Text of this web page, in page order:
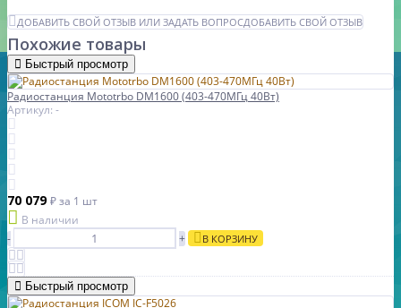
ДОБАВИТЬ СВОЙ ОТЗЫВ ИЛИ ЗАДАТЬ ВОПРОСДОБАВИТЬ СВОЙ ОТЗЫВ
Похожие товары
Быстрый просмотр
Радиостанция Mototrbo DМ1600 (403-470МГц 40Вт)
Артикул: -
70 079₽за 1 шт
В наличии
-
+ В КОРЗИНУ
Быстрый просмотр